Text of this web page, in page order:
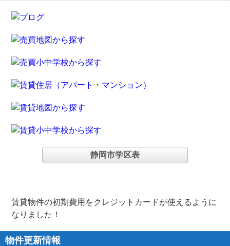
静岡市学区表
賃貸物件の初期費用をクレジットカードが使えるように
なりました！
物件更新情報